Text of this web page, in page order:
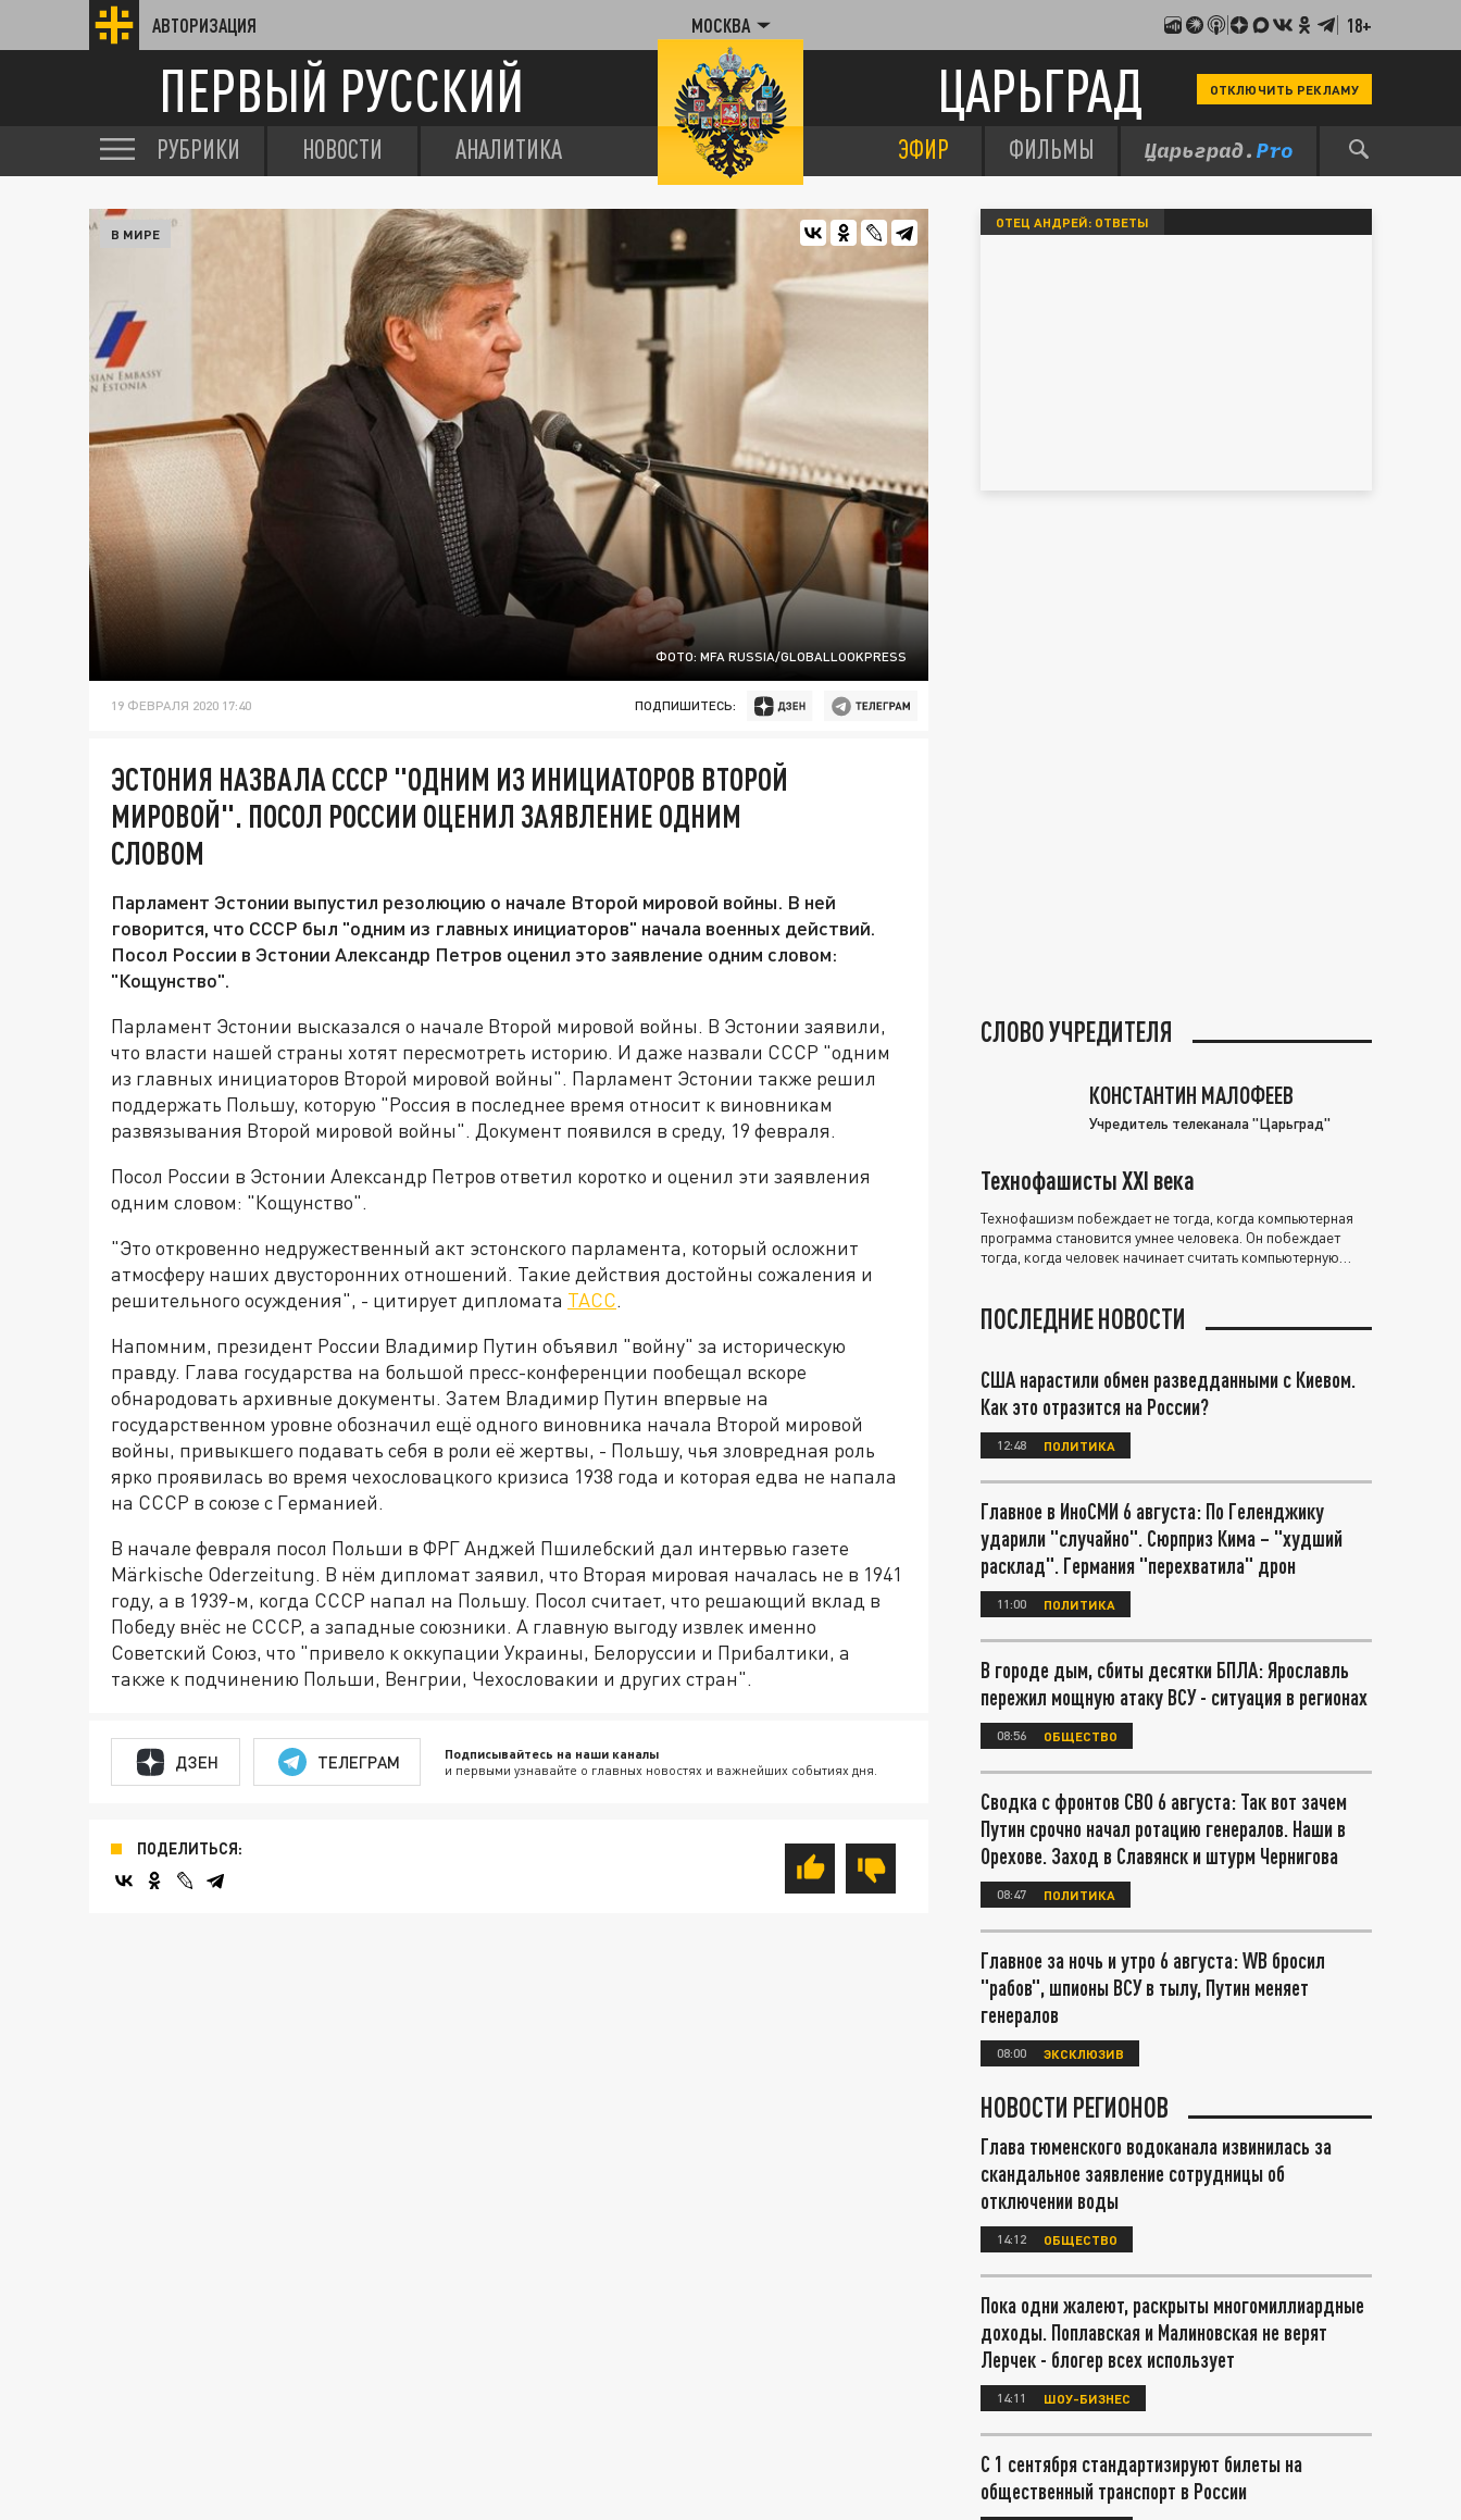
АВТОРИЗАЦИЯ МОСКВА 18+
ПЕРВЫЙ РУССКИЙ ЦАРЬГРАД ОТКЛЮЧИТЬ РЕКЛАМУ
РУБРИКИ НОВОСТИ АНАЛИТИКА ЭФИР ФИЛЬМЫ
ФОТО: MFA RUSSIA/GLOBALLOOKPRESS
В МИРЕ
19 ФЕВРАЛЯ 2020 17:40 ПОДПИШИТЕСЬ:
ЭСТОНИЯ НАЗВАЛА СССР "ОДНИМ ИЗ ИНИЦИАТОРОВ ВТОРОЙ
МИРОВОЙ". ПОСОЛ РОССИИ ОЦЕНИЛ ЗАЯВЛЕНИЕ ОДНИМ
СЛОВОМ
Парламент Эстонии выпустил резолюцию о начале Второй мировой войны. В ней
говорится, что СССР был "одним из главных инициаторов" начала военных действий.
Посол России в Эстонии Александр Петров оценил это заявление одним словом:
"Кощунство".
Парламент Эстонии высказался о начале Второй мировой войны. В Эстонии заявили,
что власти нашей страны хотят пересмотреть историю. И даже назвали СССР "одним
из главных инициаторов Второй мировой войны". Парламент Эстонии также решил
поддержать Польшу, которую "Россия в последнее время относит к виновникам
развязывания Второй мировой войны". Документ появился в среду, 19 февраля.
Посол России в Эстонии Александр Петров ответил коротко и оценил эти заявления
одним словом: "Кощунство".
"Это откровенно недружественный акт эстонского парламента, который осложнит
атмосферу наших двусторонних отношений. Такие действия достойны сожаления и
решительного осуждения", - цитирует дипломата ТАСС.
Напомним, президент России Владимир Путин объявил "войну" за историческую
правду. Глава государства на большой пресс-конференции пообещал вскоре
обнародовать архивные документы. Затем Владимир Путин впервые на
государственном уровне обозначил ещё одного виновника начала Второй мировой
войны, привыкшего подавать себя в роли её жертвы, - Польшу, чья зловредная роль
ярко проявилась во время чехословацкого кризиса 1938 года и которая едва не напала
на СССР в союзе с Германией.
В начале февраля посол Польши в ФРГ Анджей Пшилебский дал интервью газете
Märkische Oderzeitung. В нём дипломат заявил, что Вторая мировая началась не в 1941
году, а в 1939-м, когда СССР напал на Польшу. Посол считает, что решающий вклад в
Победу внёс не СССР, а западные союзники. А главную выгоду извлек именно
Советский Союз, что "привело к оккупации Украины, Белоруссии и Прибалтики, а
также к подчинению Польши, Венгрии, Чехословакии и других стран".
ДЗЕН ТЕЛЕГРАМ Подписывайтесь на наши каналы
и первыми узнавайте о главных новостях и важнейших событиях дня.
ПОДЕЛИТЬСЯ:
ОТЕЦ АНДРЕЙ: ОТВЕТЫ
СЛОВО УЧРЕДИТЕЛЯ
КОНСТАНТИН МАЛОФЕЕВ
Учредитель телеканала "Царьград"
Технофашисты XXI века
Технофашизм побеждает не тогда, когда компьютерная
программа становится умнее человека. Он побеждает
тогда, когда человек начинает считать компьютерную
ПОСЛЕДНИЕ НОВОСТИ
США нарастили обмен разведданными с Киевом.
Как это отразится на России?
12:48 ПОЛИТИКА
Главное в ИноСМИ 6 августа: По Геленджику
ударили "случайно". Сюрприз Кима – "худший
расклад". Германия "перехватила" дрон
11:00 ПОЛИТИКА
В городе дым, сбиты десятки БПЛА: Ярославль
пережил мощную атаку ВСУ - ситуация в регионах
08:56 ОБЩЕСТВО
Сводка с фронтов СВО 6 августа: Так вот зачем
Путин срочно начал ротацию генералов. Наши в
Орехове. Заход в Славянск и штурм Чернигова
08:47 ПОЛИТИКА
Главное за ночь и утро 6 августа: WB бросил
"рабов", шпионы ВСУ в тылу, Путин меняет
генералов
08:00 ЭКСКЛЮЗИВ
НОВОСТИ РЕГИОНОВ
Глава тюменского водоканала извинилась за
скандальное заявление сотрудницы об
отключении воды
14:12 ОБЩЕСТВО
Пока одни жалеют, раскрыты многомиллиардные
доходы. Поплавская и Малиновская не верят
Лерчек - блогер всех использует
14:11 ШОУ-БИЗНЕС
С 1 сентября стандартизируют билеты на
общественный транспорт в России